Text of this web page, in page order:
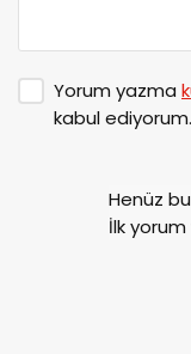
Yorum yazma
kabul ediyorum.
Henüz
İlk